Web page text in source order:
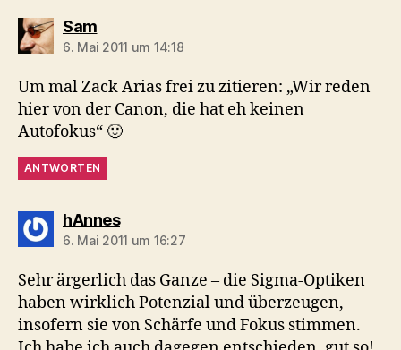
Samsagt:
6. Mai 2011 um 14:18
Um mal Zack Arias frei zu zitieren: „Wir reden
hier von der Canon, die hat eh keinen
Autofokus“ 🙂
ANTWORTEN
hAnnessagt:
6. Mai 2011 um 16:27
Sehr ärgerlich das Ganze – die Sigma-Optiken
haben wirklich Potenzial und überzeugen,
insofern sie von Schärfe und Fokus stimmen.